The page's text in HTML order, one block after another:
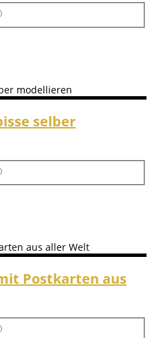
selber
Postkarten aus